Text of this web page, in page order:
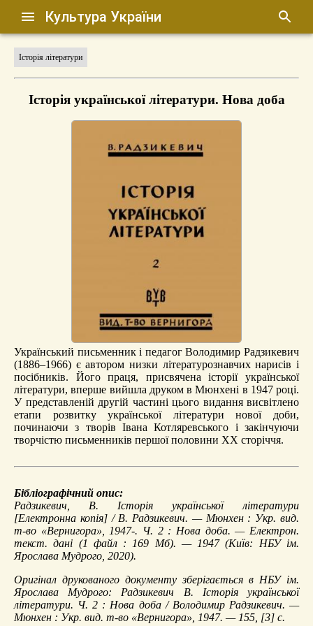
Культура України
Історія літератури
Історія української літератури. Нова доба
Український письменник і педагог Володимир Радзикевич
(1886–1966) є автором низки літературознавчих нарисів і
посібників. Його праця, присвячена історії української
літератури, вперше вийшла друком в Мюнхені в 1947 році.
У представленій другій частині цього видання висвітлено
етапи розвитку української літератури нової доби,
починаючи з творів Івана Котляревського і закінчуючи
творчістю письменників першої половини ХХ сторіччя.
Бібліографічний опис:
Радзикевич, В. Історія української літератури
[Електронна копія] / В. Радзикевич. — Мюнхен : Укр. вид.
т-во «Вернигора», 1947-. Ч. 2 : Нова доба. — Електрон.
текст. дані (1 файл : 169 Мб). — 1947 (Київ: НБУ ім.
Ярослава Мудрого, 2020).
Оригінал друкованого документу зберігається в НБУ ім.
Ярослава Мудрого: Радзикевич В. Історія української
літератури. Ч. 2 : Нова доба / Володимир Радзикевич. —
Мюнхен : Укр. вид. т-во «Вернигора», 1947. — 155, [3] с.